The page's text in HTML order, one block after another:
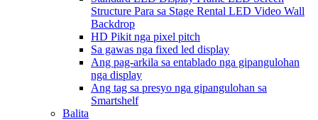
Structure Para sa Stage Rental LED Video Wall
Backdrop
HD Pikit nga pixel pitch
Sa gawas nga fixed led display
Ang pag-arkila sa entablado nga gipangulohan
nga display
Ang tag sa presyo nga gipangulohan sa
Smartshelf
Balita